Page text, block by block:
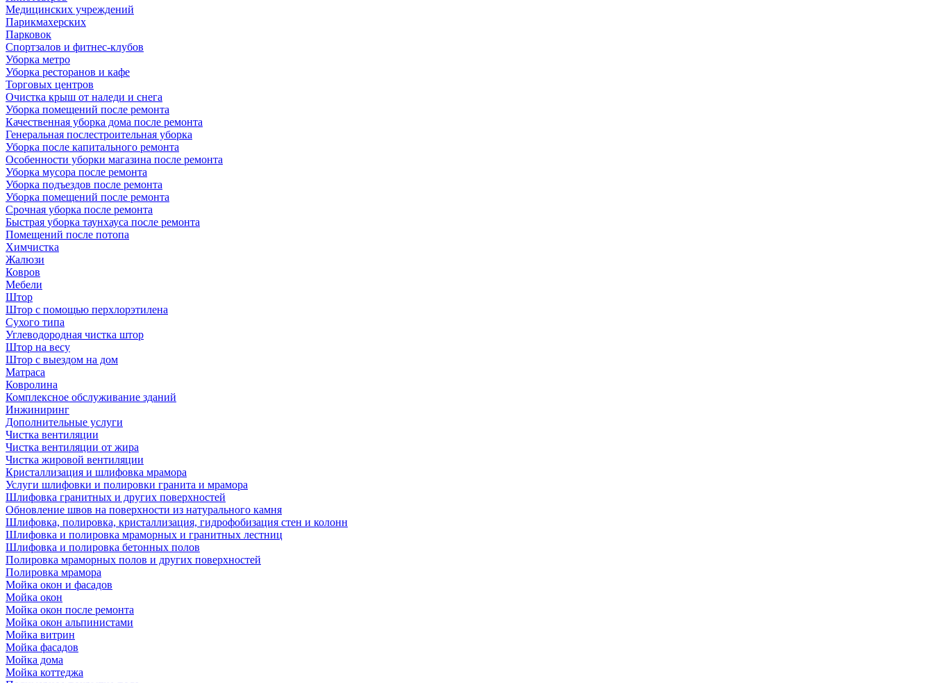
Медицинских учреждений
Парикмахерских
Парковок
Спортзалов и фитнес-клубов
Уборка метро
Уборка ресторанов и кафе
Торговых центров
Очистка крыш от наледи и снега
Уборка помещений после ремонта
Качественная уборка дома после ремонта
Генеральная послестроительная уборка
Уборка после капитального ремонта
Особенности уборки магазина после ремонта
Уборка мусора после ремонта
Уборка подъездов после ремонта
Уборка помещений после ремонта
Срочная уборка после ремонта
Быстрая уборка таунхауса после ремонта
Помещений после потопа
Химчистка
Жалюзи
Ковров
Мебели
Штор
Штор с помощью перхлорэтилена
Сухого типа
Углеводородная чистка штор
Штор на весу
Штор с выездом на дом
Матраса
Ковролина
Комплексное обслуживание зданий
Инжиниринг
Дополнительные услуги
Чистка вентиляции
Чистка вентиляции от жира
Чистка жировой вентиляции
Кристаллизация и шлифовка мрамора
Услуги шлифовки и полировки гранита и мрамора
Шлифовка гранитных и других поверхностей
Обновление швов на поверхности из натурального камня
Шлифовка, полировка, кристаллизация, гидрофобизация стен и колонн
Шлифовка и полировка мраморных и гранитных лестниц
Шлифовка и полировка бетонных полов
Полировка мраморных полов и других поверхностей
Полировка мрамора
Мойка окон и фасадов
Мойка окон
Мойка окон после ремонта
Мойка окон альпинистами
Мойка витрин
Мойка фасадов
Мойка дома
Мойка коттеджа